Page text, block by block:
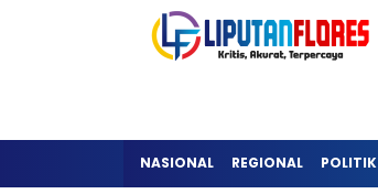
NASIONAL REGIONAL POLITIK